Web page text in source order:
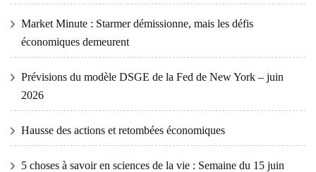
Market Minute : Starmer démissionne, mais les défis
économiques demeurent
Prévisions du modèle DSGE de la Fed de New York – juin
2026
Hausse des actions et retombées économiques
5 choses à savoir en sciences de la vie : Semaine du 15 juin